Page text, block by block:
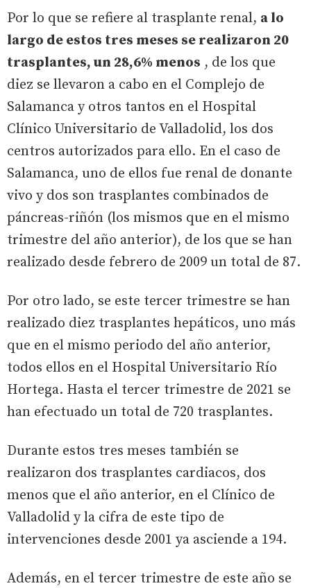
Por lo que se refiere al trasplante renal, a lo
largo de estos tres meses se realizaron 20
trasplantes, un 28,6% menos , de los que
diez se llevaron a cabo en el Complejo de
Salamanca y otros tantos en el Hospital
Clínico Universitario de Valladolid, los dos
centros autorizados para ello. En el caso de
Salamanca, uno de ellos fue renal de donante
vivo y dos son trasplantes combinados de
páncreas-riñón (los mismos que en el mismo
trimestre del año anterior), de los que se han
realizado desde febrero de 2009 un total de 87.
Por otro lado, se este tercer trimestre se han
realizado diez trasplantes hepáticos, uno más
que en el mismo periodo del año anterior,
todos ellos en el Hospital Universitario Río
Hortega. Hasta el tercer trimestre de 2021 se
han efectuado un total de 720 trasplantes.
Durante estos tres meses también se
realizaron dos trasplantes cardiacos, dos
menos que el año anterior, en el Clínico de
Valladolid y la cifra de este tipo de
intervenciones desde 2001 ya asciende a 194.
Además, en el tercer trimestre de este año se